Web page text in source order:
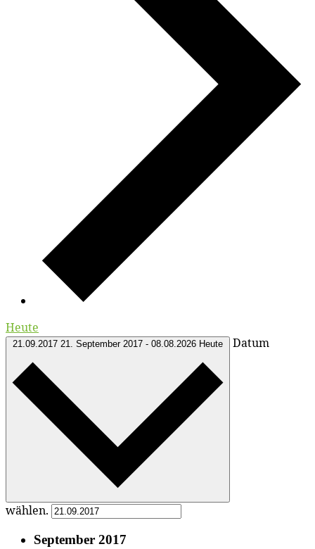
Heute
21.09.2017 21. September 2017 - 08.08.2026 Heute Datum
wählen.
September 2017